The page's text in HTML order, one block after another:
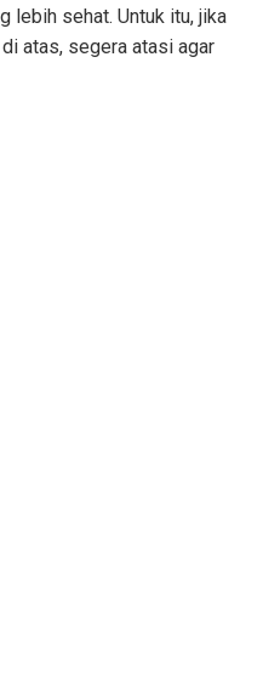
lebih sehat. Untuk itu, jika
atas, segera atasi agar